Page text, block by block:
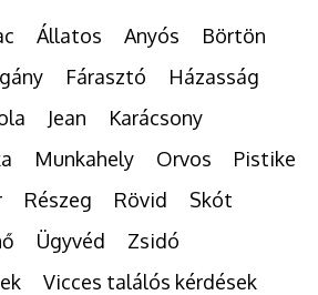
Állatos Anyós
Börtön
Fárasztó
Házasság
Jean
Karácsony
Munkahely Orvos
Pistike
Részeg Rövid
Skót
Ügyvéd
Zsidó
Vicces találós kérdések